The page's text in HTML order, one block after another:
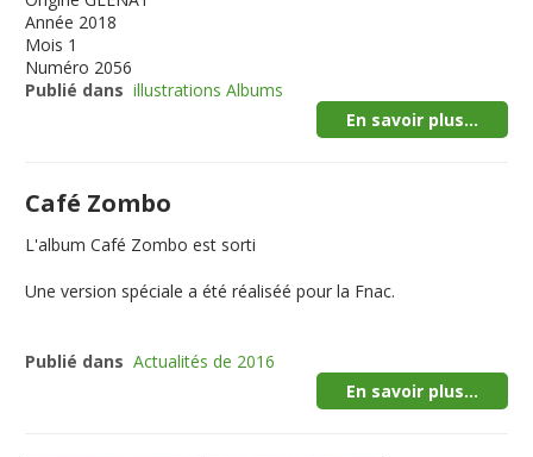
Année 2018
Mois 1
Numéro 2056
Publié dans illustrations Albums
En savoir plus...
Café Zombo
L'album Café Zombo est sorti
Une version spéciale a été réaliséé pour la Fnac.
Publié dans Actualités de 2016
En savoir plus...